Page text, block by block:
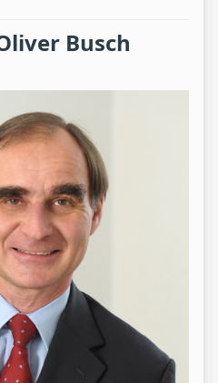
Busch